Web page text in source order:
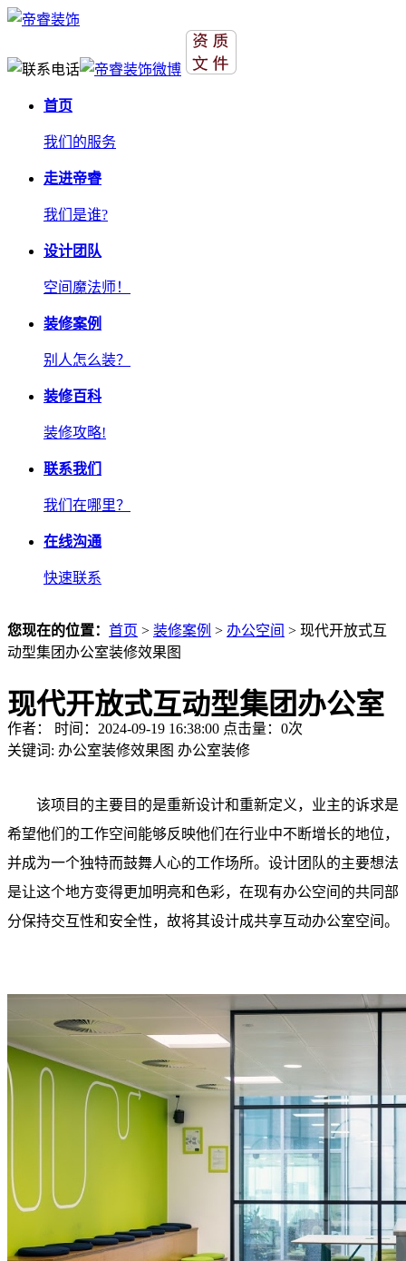
首页
我们的服务
走进帝睿
我们是谁?
设计团队
空间魔法师！
装修案例
别人怎么装？
装修百科
装修攻略!
联系我们
我们在哪里？
在线沟通
快速联系
您现在的位置： 首页 > 装修案例 > 办公空间 > 现代开放式互
动型集团办公室装修效果图
现代开放式互动型集团办公室
装修效果图
作者： 时间：2024-09-19 16:38:00 点击量： 0次
关键词: 办公室装修效果图 办公室装修
该项目的主要目的是重新设计和重新定义，业主的诉求是
希望他们的工作空间能够反映他们在行业中不断增长的地位，
并成为一个独特而鼓舞人心的工作场所。设计团队的主要想法
是让这个地方变得更加明亮和色彩，在现有办公空间的共同部
分保持交互性和安全性，故将其设计成共享互动办公室空间。